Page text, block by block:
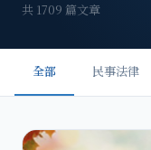
共 1709 篇文章
全部 民事法律